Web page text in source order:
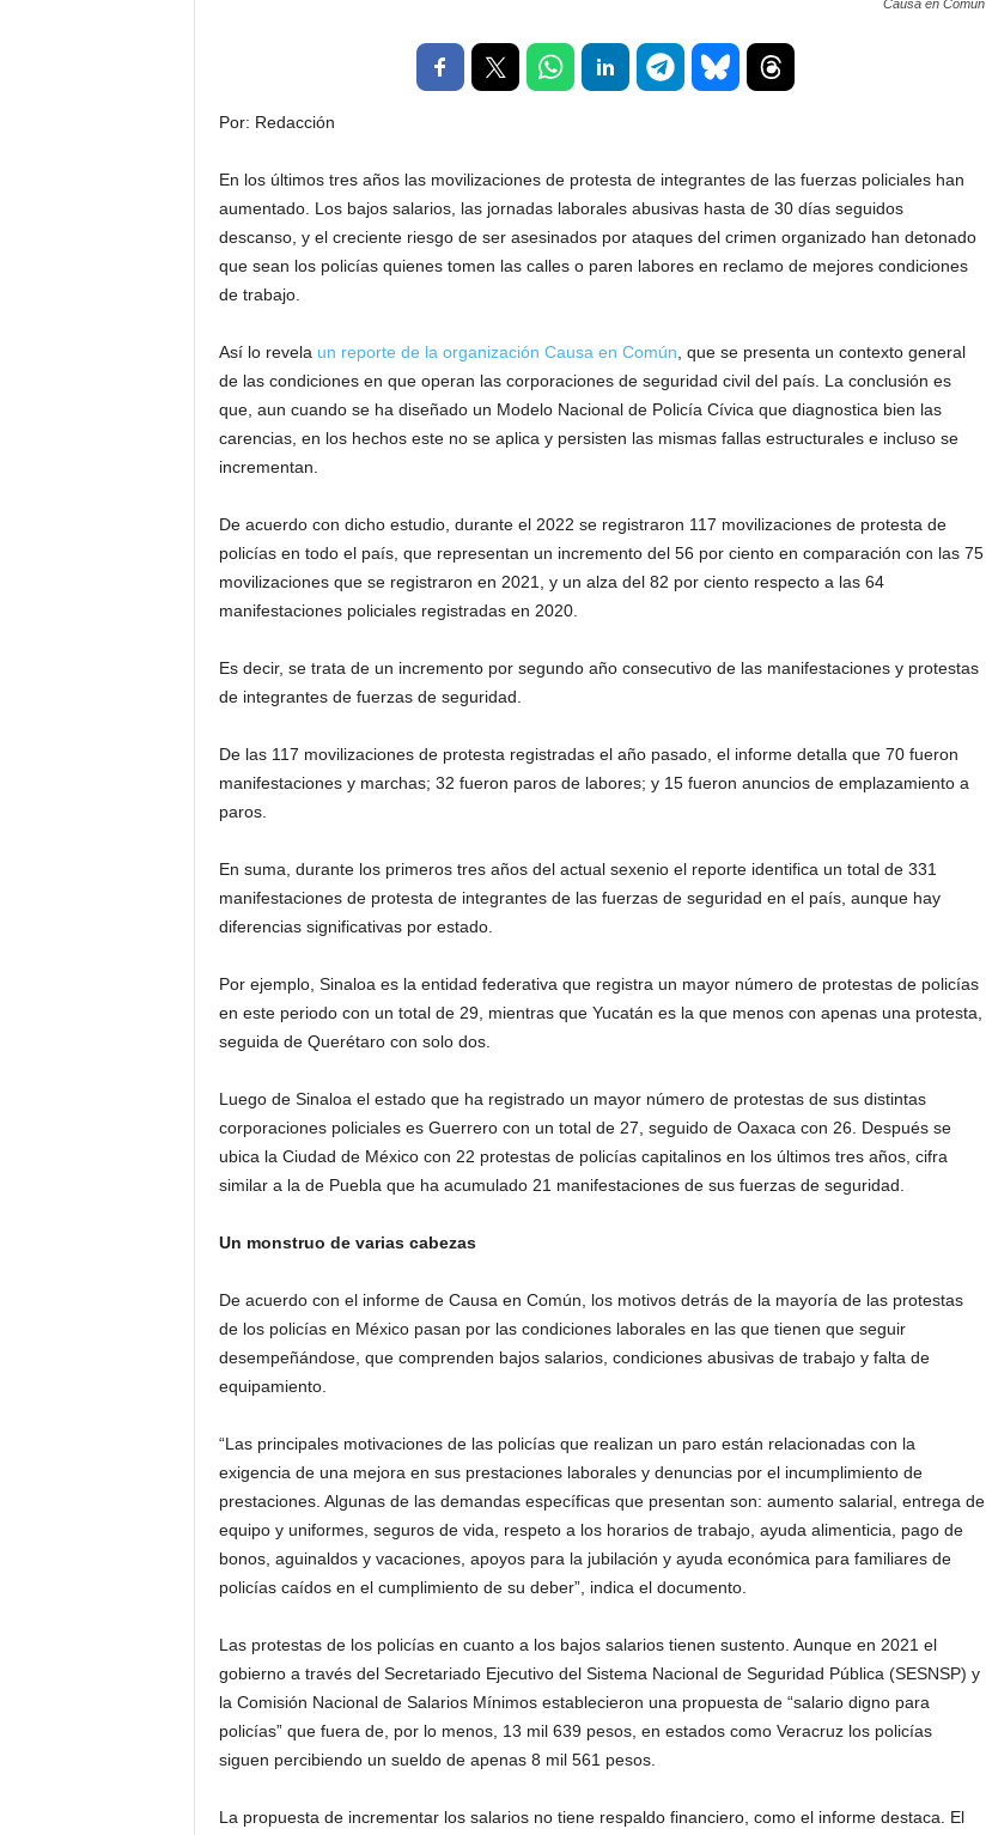
Causa en Común
Por: Redacción
En los últimos tres años las movilizaciones de protesta de integrantes de las fuerzas policiales han
aumentado. Los bajos salarios, las jornadas laborales abusivas hasta de 30 días seguidos
descanso, y el creciente riesgo de ser asesinados por ataques del crimen organizado han detonado
que sean los policías quienes tomen las calles o paren labores en reclamo de mejores condiciones
de trabajo.
Así lo revela un reporte de la organización Causa en Común , que se presenta un contexto general
de las condiciones en que operan las corporaciones de seguridad civil del país. La conclusión es
que, aun cuando se ha diseñado un Modelo Nacional de Policía Cívica que diagnostica bien las
carencias, en los hechos este no se aplica y persisten las mismas fallas estructurales e incluso se
incrementan.
De acuerdo con dicho estudio, durante el 2022 se registraron 117 movilizaciones de protesta de
policías en todo el país, que representan un incremento del 56 por ciento en comparación con las 75
movilizaciones que se registraron en 2021, y un alza del 82 por ciento respecto a las 64
manifestaciones policiales registradas en 2020.
Es decir, se trata de un incremento por segundo año consecutivo de las manifestaciones y protestas
de integrantes de fuerzas de seguridad.
De las 117 movilizaciones de protesta registradas el año pasado, el informe detalla que 70 fueron
manifestaciones y marchas; 32 fueron paros de labores; y 15 fueron anuncios de emplazamiento a
paros.
En suma, durante los primeros tres años del actual sexenio el reporte identifica un total de 331
manifestaciones de protesta de integrantes de las fuerzas de seguridad en el país, aunque hay
diferencias significativas por estado.
Por ejemplo, Sinaloa es la entidad federativa que registra un mayor número de protestas de policías
en este periodo con un total de 29, mientras que Yucatán es la que menos con apenas una protesta,
seguida de Querétaro con solo dos.
Luego de Sinaloa el estado que ha registrado un mayor número de protestas de sus distintas
corporaciones policiales es Guerrero con un total de 27, seguido de Oaxaca con 26. Después se
ubica la Ciudad de México con 22 protestas de policías capitalinos en los últimos tres años, cifra
similar a la de Puebla que ha acumulado 21 manifestaciones de sus fuerzas de seguridad.
Un monstruo de varias cabezas
De acuerdo con el informe de Causa en Común, los motivos detrás de la mayoría de las protestas
de los policías en México pasan por las condiciones laborales en las que tienen que seguir
desempeñándose, que comprenden bajos salarios, condiciones abusivas de trabajo y falta de
equipamiento.
“Las principales motivaciones de las policías que realizan un paro están relacionadas con la
exigencia de una mejora en sus prestaciones laborales y denuncias por el incumplimiento de
prestaciones. Algunas de las demandas específicas que presentan son: aumento salarial, entrega de
equipo y uniformes, seguros de vida, respeto a los horarios de trabajo, ayuda alimenticia, pago de
bonos, aguinaldos y vacaciones, apoyos para la jubilación y ayuda económica para familiares de
policías caídos en el cumplimiento de su deber”, indica el documento.
Las protestas de los policías en cuanto a los bajos salarios tienen sustento. Aunque en 2021 el
gobierno a través del Secretariado Ejecutivo del Sistema Nacional de Seguridad Pública (SESNSP) y
la Comisión Nacional de Salarios Mínimos establecieron una propuesta de “salario digno para
policías” que fuera de, por lo menos, 13 mil 639 pesos, en estados como Veracruz los policías
siguen percibiendo un sueldo de apenas 8 mil 561 pesos.
La propuesta de incrementar los salarios no tiene respaldo financiero, como el informe destaca. El